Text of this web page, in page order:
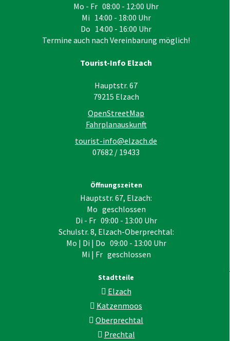
Mo - Fr 08:00 - 12:00 Uhr
Mi 14:00 - 18:00 Uhr
Do 14:00 - 16:00 Uhr
Termine auch nach Vereinbarung möglich!
Tourist-Info Elzach
Hauptstr. 67
79215 Elzach
OpenStreetMap
Fahrplanauskunft
tourist-info@elzach.de
07682 / 19433
Öffnungszeiten
Hauptstr. 67, Elzach:
Mo geschlossen
Di - Fr 09:00 - 13:00 Uhr
Schulstr. 8, Elzach-Oberprechtal:
Mo | Di | Do 09:00 - 13:00 Uhr
Mi | Fr geschlossen
Stadtteile
Elzach
Katzenmoos
Oberprechtal
Prechtal